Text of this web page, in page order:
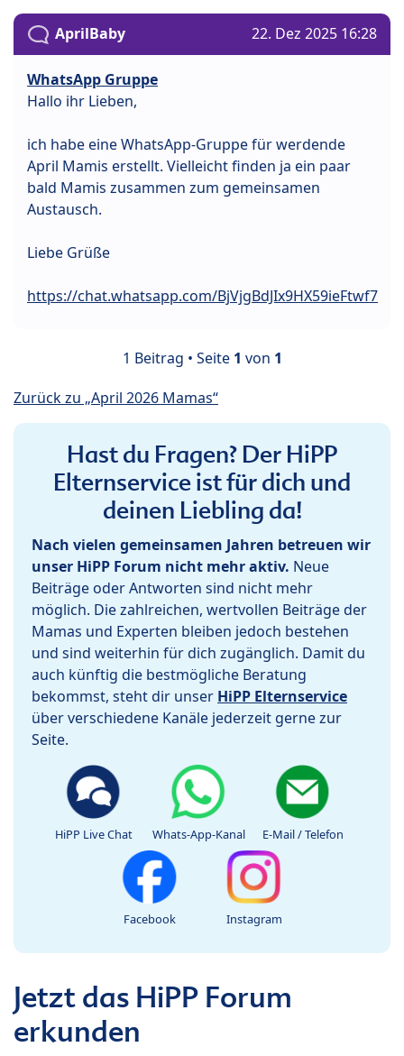
AprilBaby 22. Dez 2025 16:28
WhatsApp Gruppe
Hallo ihr Lieben,
ich habe eine WhatsApp-Gruppe für werdende
April Mamis erstellt. Vielleicht finden ja ein paar
bald Mamis zusammen zum gemeinsamen
Austausch.
Liebe Grüße
https://chat.whatsapp.com/BjVjgBdJIx9HX59ieFtwf7
1 Beitrag • Seite 1 von 1
Zurück zu „April 2026 Mamas“
Hast du Fragen? Der HiPP
Elternservice ist für dich und
deinen Liebling da!
Nach vielen gemeinsamen Jahren betreuen wir
unser HiPP Forum nicht mehr aktiv. Neue
Beiträge oder Antworten sind nicht mehr
möglich. Die zahlreichen, wertvollen Beiträge der
Mamas und Experten bleiben jedoch bestehen
und sind weiterhin für dich zugänglich. Damit du
auch künftig die bestmögliche Beratung
bekommst, steht dir unser HiPP Elternservice
über verschiedene Kanäle jederzeit gerne zur
Seite.
HiPP Live Chat Whats-App-Kanal E-Mail / Telefon
Facebook Instagram
Jetzt das HiPP Forum
erkunden